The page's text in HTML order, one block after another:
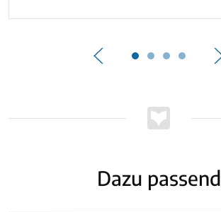
Dazu passend